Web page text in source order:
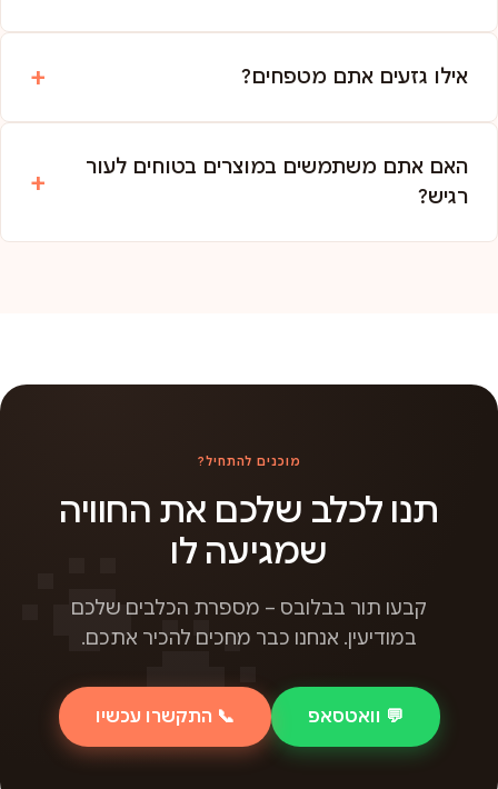
אילו גזעים אתם מטפחים?
האם אתם משתמשים במוצרים בטוחים לעור
רגיש?
מוכנים להתחיל?
תנו לכלב שלכם את החוויה
שמגיעה לו
קבעו תור בבלובס – מספרת הכלבים שלכם
במודיעין. אנחנו כבר מחכים להכיר אתכם.
💬 וואטסאפ 📞 התקשרו עכשיו